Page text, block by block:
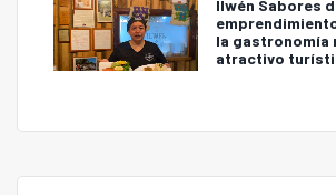
Ilwén Sabores
la gastronomía
atractivo